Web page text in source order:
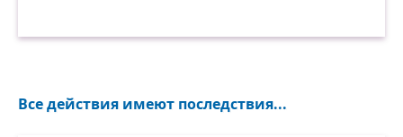
Все действия имеют последствия...